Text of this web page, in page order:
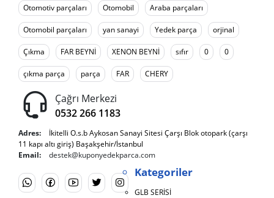
Otomotiv parçaları Otomobil Araba parçaları
Otomobil parçaları yan sanayi Yedek parça orjinal
Çıkma FAR BEYNİ XENON BEYNİ sıfır 0 0
çıkma parça parça FAR CHERY
Çağrı Merkezi
0532 266 1183
Adres:
İkitelli O.s.b Aykosan Sanayi Sitesi Çarşı Blok otopark (çarşı
11 kapı altı giriş) Başakşehir/İstanbul
Email:
destek@kuponyedekparca.com
Kategoriler
GLB SERİSİ